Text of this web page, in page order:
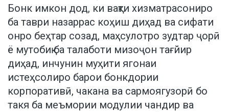
Бонк имкон дод, ки вақти хизматрасониро
ба таври назаррас коҳиш диҳад ва сифати
онро беҳтар созад, маҳсулотро зудтар ҷорӣ
ё мутобиқ ба талаботи мизоҷон тағйир
диҳад, инчунин муҳити ягонаи
истеҳсолиро барои бонкдории
корпоративӣ, чакана ва сармоягузорӣ бо
такя ба меъмории модулии чандир ва